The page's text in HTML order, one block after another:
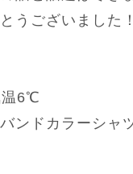
うございました！
温6℃
ンドカラーシャ